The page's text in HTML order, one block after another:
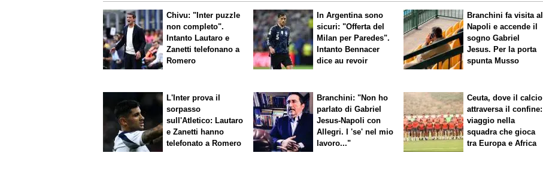
Chivu: "Inter puzzle
non completo".
Intanto Lautaro e
Zanetti telefonano a
Romero
In Argentina sono
sicuri: "Offerta del
Milan per Paredes".
Intanto Bennacer
diceau revoir
Branchini fa visita al
Napoli e accende il
sogno Gabriel
Jesus. Per la porta
spunta Musso
L'Inter prova il
sorpasso
sull'Atletico: Lautaro
e Zanetti hanno
telefonato a Romero
Branchini: "Non ho
parlato di Gabriel
Jesus-Napoli con
Allegri. I 'se' nel mio
lavoro..."
Ceuta, dove il calcio
attraversa il confine:
viaggio nella
squadra che gioca
tra Europa e Africa